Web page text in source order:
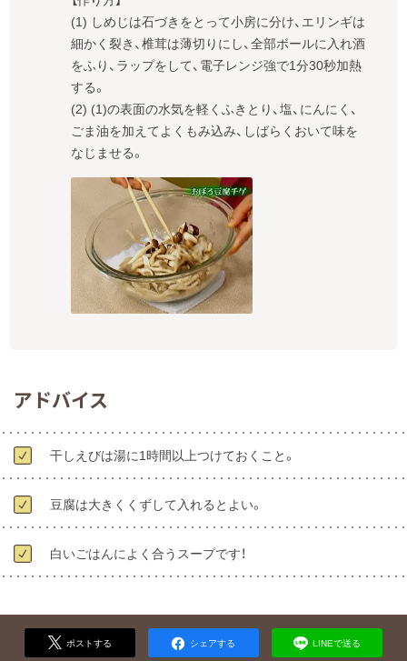
(1) しめじは石づきをとって小房に分け、エリンギは
細かく裂き、椎茸は薄切りにし、全部ボールに入れ酒
をふり、ラップをして、電子レンジ強で1分30秒加熱
する。
(2) (1)の表面の水気を軽くふきとり、塩、にんにく、
ごま油を加えてよくもみ込み、しばらくおいて味を
なじませる。
アドバイス
干しえびは湯に1時間以上つけておくこと。
豆腐は大きくくずして入れるとよい。
白いごはんによく合うスープです！
ポストする シェアする LINEで送る